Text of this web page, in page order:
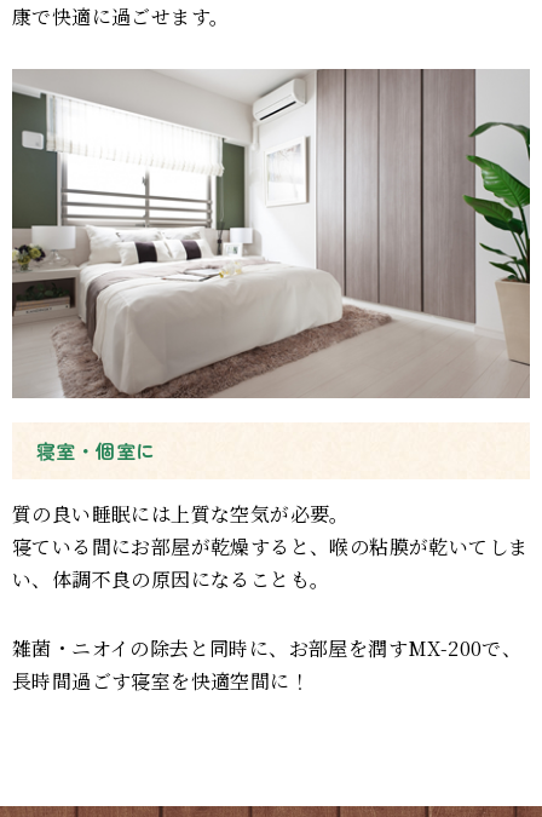
康で快適に過ごせます。
寝室・個室に
質の良い睡眠には上質な空気が必要。
寝ている間にお部屋が乾燥すると、喉の粘膜が乾いてしま
い、体調不良の原因になることも。
雑菌・ニオイの除去と同時に、お部屋を潤すMX-200で、
長時間過ごす寝室を快適空間に！